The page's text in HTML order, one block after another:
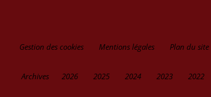
Gestion des cookies Mentions légales Plan du site
Archives 2026 2025 2024 2023 2022